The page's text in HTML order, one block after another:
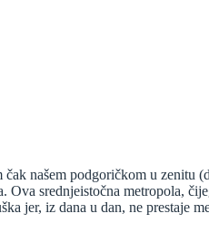
našem podgoričkom u zenitu
srednjeistočna metropola,
jer, iz dana u dan, ne prestaje